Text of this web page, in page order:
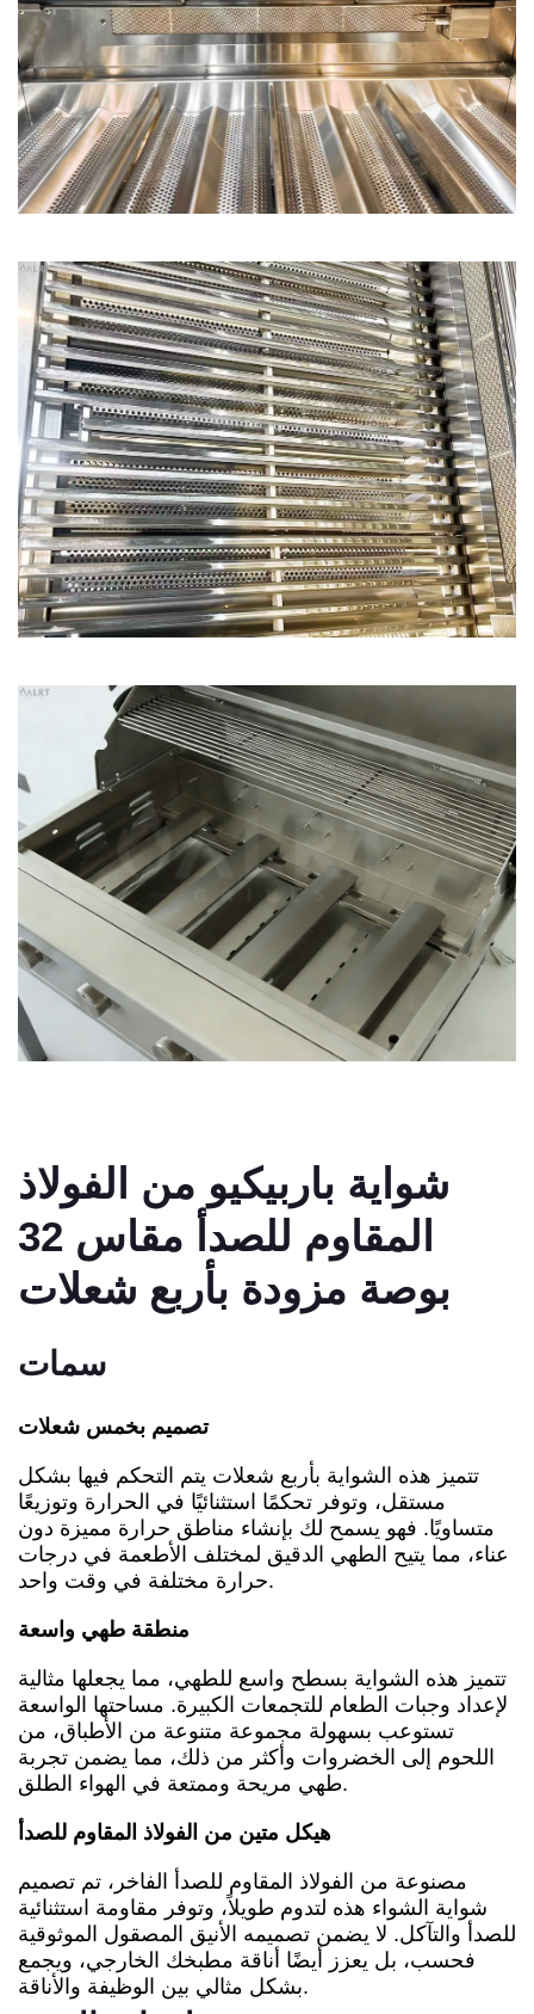
شواية باربيكيو من الفولاذ
المقاوم للصدأ مقاس 32
بوصة مزودة بأربع شعلات
سمات
تصميم بخمس شعلات
تتميز هذه الشواية بأربع شعلات يتم التحكم فيها بشكل
مستقل، وتوفر تحكمًا استثنائيًا في الحرارة وتوزيعًا
متساويًا. فهو يسمح لك بإنشاء مناطق حرارة مميزة دون
عناء، مما يتيح الطهي الدقيق لمختلف الأطعمة في درجات
حرارة مختلفة في وقت واحد.
منطقة طهي واسعة
تتميز هذه الشواية بسطح واسع للطهي، مما يجعلها مثالية
لإعداد وجبات الطعام للتجمعات الكبيرة. مساحتها الواسعة
تستوعب بسهولة مجموعة متنوعة من الأطباق، من
اللحوم إلى الخضروات وأكثر من ذلك، مما يضمن تجربة
طهي مريحة وممتعة في الهواء الطلق.
هيكل متين من الفولاذ المقاوم للصدأ
مصنوعة من الفولاذ المقاوم للصدأ الفاخر، تم تصميم
شواية الشواء هذه لتدوم طويلاً، وتوفر مقاومة استثنائية
للصدأ والتآكل. لا يضمن تصميمه الأنيق المصقول الموثوقية
فحسب، بل يعزز أيضًا أناقة مطبخك الخارجي، ويجمع
بشكل مثالي بين الوظيفة والأناقة.